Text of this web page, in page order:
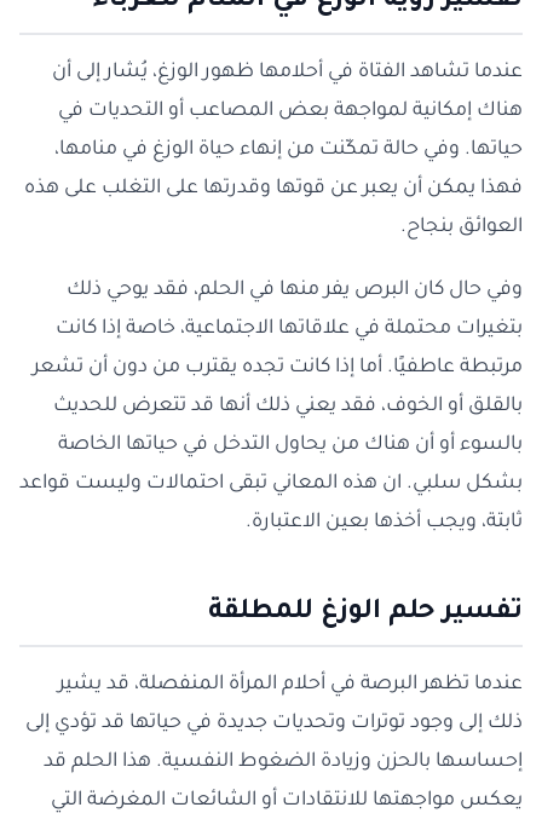
عندما تشاهد الفتاة في أحلامها ظهور الوزغ، يُشار إلى أن
هناك إمكانية لمواجهة بعض المصاعب أو التحديات في
حياتها. وفي حالة تمكّنت من إنهاء حياة الوزغ في منامها،
فهذا يمكن أن يعبر عن قوتها وقدرتها على التغلب على هذه
العوائق بنجاح.
وفي حال كان البرص يفر منها في الحلم، فقد يوحي ذلك
بتغيرات محتملة في علاقاتها الاجتماعية، خاصة إذا كانت
مرتبطة عاطفيًا. أما إذا كانت تجده يقترب من دون أن تشعر
بالقلق أو الخوف، فقد يعني ذلك أنها قد تتعرض للحديث
بالسوء أو أن هناك من يحاول التدخل في حياتها الخاصة
بشكل سلبي. ان هذه المعاني تبقى احتمالات وليست قواعد
ثابتة، ويجب أخذها بعين الاعتبارة.
تفسير حلم الوزغ للمطلقة
عندما تظهر البرصة في أحلام المرأة المنفصلة، قد يشير
ذلك إلى وجود توترات وتحديات جديدة في حياتها قد تؤدي إلى
إحساسها بالحزن وزيادة الضغوط النفسية. هذا الحلم قد
يعكس مواجهتها للانتقادات أو الشائعات المغرضة التي